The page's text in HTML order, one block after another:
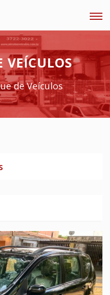
VEÍCULOS
de Veículos